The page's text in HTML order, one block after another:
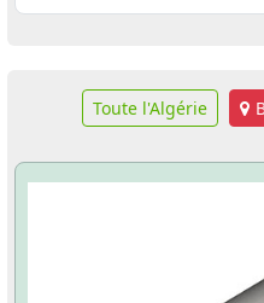
Toute l'Algérie